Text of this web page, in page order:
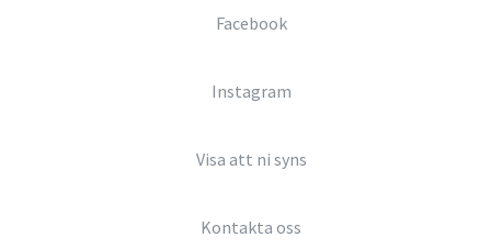
Facebook
Instagram
Visa att ni syns
Kontakta oss